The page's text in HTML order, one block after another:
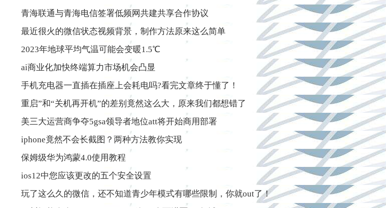
青海联通与青海电信签署低频网共建共享合作协议
最近很火的微信状态视频背景，制作方法原来这么简单
2023年地球平均气温可能会变暖1.5℃
ai商业化加快终端算力市场机会凸显
手机充电器一直插在插座上会耗电吗?看完文章终于懂了！
重启”和“关机再开机”的差别竟然这么大，原来我们都想错了
美三大运营商争夺5gsa领导者地位att将开始商用部署
iphone竟然不会长截图？两种方法教你实现
保姆级华为鸿蒙4.0使用教程
ios12中您应该更改的五个安全设置
玩了这么久的微信，还不知道青少年模式有哪些限制，你就out了！